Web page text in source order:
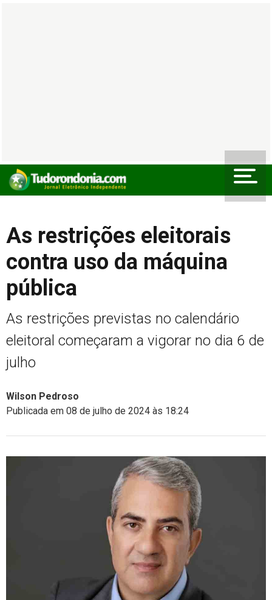
As restrições eleitorais
contra uso da máquina
pública
As restrições previstas no calendário
eleitoral começaram a vigorar no dia 6 de
julho
Wilson Pedroso
Publicada em 08 de julho de 2024 às 18:24